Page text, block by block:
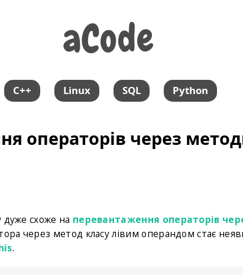
aCode
aCode
C++ Linux SQL Python
операторів через
схоже на перевантаження операторів
через метод класу лівим операндом стає
.